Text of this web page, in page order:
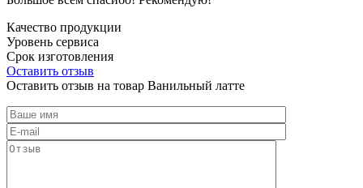
Качество продукции
Уровень сервиса
Срок изготовления
Оставить отзыв
Оставить отзыв на товар Ванильный латте